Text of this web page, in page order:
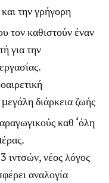
την γρήγορη
τον καθιστούν έναν
για την
διάρκεια ζωής
καθ ‘όλη
νέος λόγος
αναλογία